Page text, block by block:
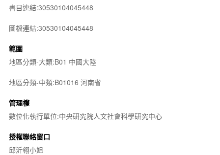
書目連結:30530104045448
圖檔連結:30530104045448
範圍
地區分類-大類:B01 中國大陸
地區分類-中類:B01016 河南省
管理權
數位化執行單位:中央研究院人文社會科學研究中心
授權聯絡窗口
邱沂翎小姐